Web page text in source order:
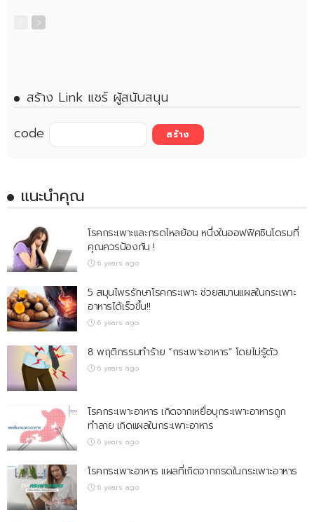
สร้าง Link แชร์ ผู้สนับสนุน
code
แนะนำคุณ
โรคกระเพาะและกรดไหลย้อน หนึ่งในออฟฟิศซินโดรมที่
คุณควรป้องกัน !
6 years ago
5 สมุนไพรรักษาโรคกระเพาะ ช่วยสมานแผลในกระเพาะ
อาหารได้เร็วขึ้น!!
6 years ago
8 พฤติกรรมทำร้าย “กระเพาะอาหาร” โดยไม่รู้ตัว
6 years ago
โรคกระเพาะอาหาร เกิดจากเหยื่อบุกระเพาะอาหารถูก
ทำลาย เกิดแผลในกระเพาะอาหาร
6 years ago
โรคกระเพาะอาหาร แผลที่เกิดจากกรดในกระเพาะอาหาร
6 years ago